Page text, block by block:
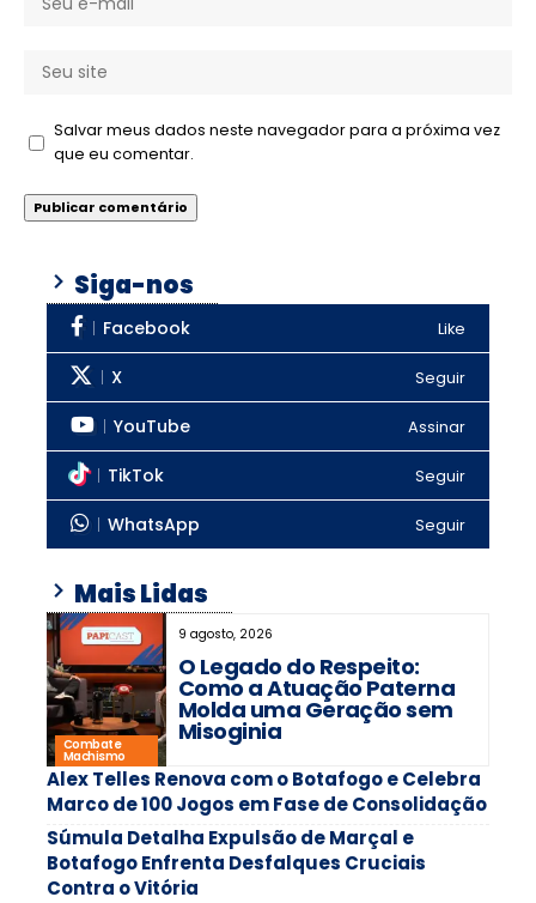
Salvar meus dados neste navegador para a próxima vez
que eu comentar.
Siga-nos
Facebook Like
X Seguir
YouTube Assinar
TikTok Seguir
WhatsApp Seguir
Mais Lidas
9 agosto, 2026
O Legado do Respeito:
Como a Atuação Paterna
Molda uma Geração sem
Misoginia
Combate
Machismo
Alex Telles Renova com o Botafogo e Celebra
Marco de 100 Jogos em Fase de Consolidação
Súmula Detalha Expulsão de Marçal e
Botafogo Enfrenta Desfalques Cruciais
Contra o Vitória